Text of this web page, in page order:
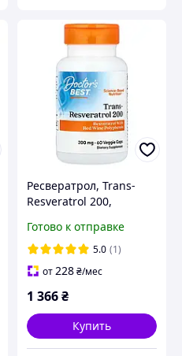
Ресвератрол, Trans-
Resveratrol 200,
вегетарианских капсул
Готово к отправке
5.0 (1)
от228₴/мес
1 366₴
Купить